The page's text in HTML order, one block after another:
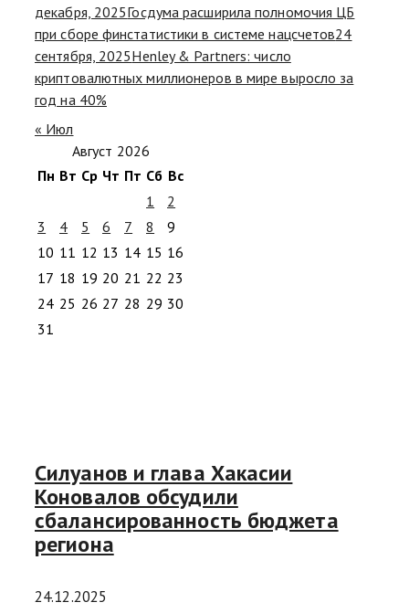
декабря, 2025Госдума расширила полномочия ЦБ
при сборе финстатистики в системе нацсчетов24
сентября, 2025Henley & Partners: число
криптовалютных миллионеров в мире выросло за
год на 40%
« Июл
Август 2026
Пн Вт Ср Чт Пт Сб Вс
1
2
3
4 5 6 7 8
9
10 11 12 13 14 15 16
17 18 19 20 21 22 23
24 25 26 27 28 29 30
31
Силуанов и глава Хакасии
Коновалов обсудили
сбалансированность бюджета
региона
24.12.2025